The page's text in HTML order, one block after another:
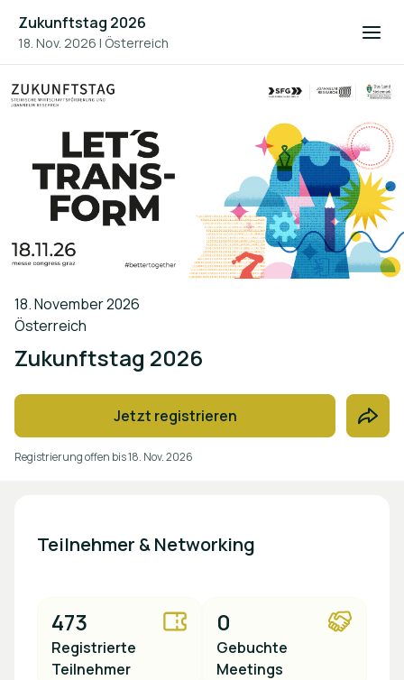
Zukunftstag 2026
18. Nov. 2026 | Österreich
18. November 2026
Österreich
Zukunftstag 2026
Jetzt registrieren
Registrierung offen bis18. Nov. 2026
Teilnehmer & Networking
473
Registrierte
Teilnehmer
0
Gebuchte
Meetings